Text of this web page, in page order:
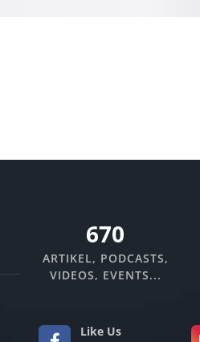
670
ARTIKEL, PODCASTS,
VIDEOS, EVENTS...
Like Us